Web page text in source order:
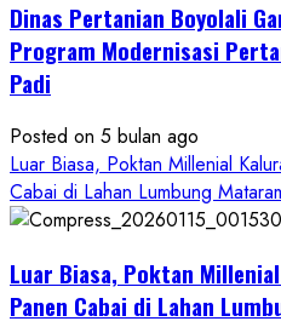
Boyolali
Gelar
Singkong
Wujudkan
Ketahanan
Pangan
Petani
Dinas Pertanian Boyolali
Program Modernisasi
Padi
Posted on 5 bulan ago
Luar Biasa, Poktan Millenial
Cabai di Lahan Lumbung
Luar Biasa, Poktan
Panen Cabai di Lahan